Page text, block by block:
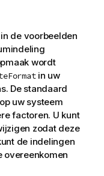
de voorbeelden
wordt
in uw
De standaard
uw systeem
factoren. U kunt
zodat deze
de indelingen
overeenkomen